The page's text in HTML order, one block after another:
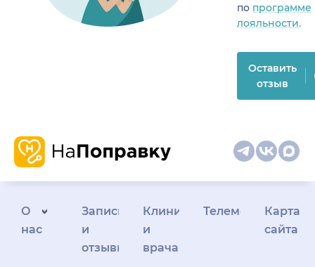
по программе
лояльности.
Оставить
отзыв
О
нас
Запись
и
отзывы
Клиникам
и
врачам
Телемедицина
Карта
сайта